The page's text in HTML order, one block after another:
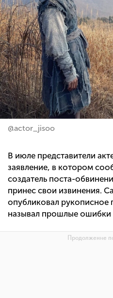
@actor_jisoo
В июле представители
заявление, в котором
создатель поста-
принес свои извинения.
опубликовал рукописное
называл прошлые ошибки